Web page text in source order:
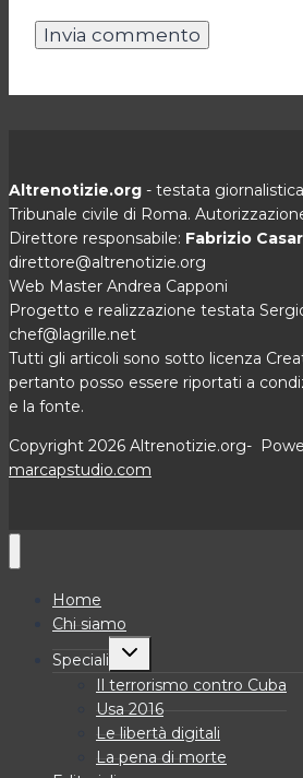
Altrenotizie.org - testata
Tribunale civile di Roma.
Direttore responsabile: Fabrizio
direttore@altrenotizie.org
Web Master Andrea Capponi
Progetto e realizzazione testata
chef@lagrille.net
Tutti gli articoli sono sotto licenza
pertanto posso essere riportati a
e la fonte.
Copyright 2026 Altrenotizie.org-
marcapstudio.com
Home
Chi siamo
Speciali
Alterna
menu
figlio
Il terrorismo contro Cuba
Usa 2016
Le libertà digitali
La pena di morte